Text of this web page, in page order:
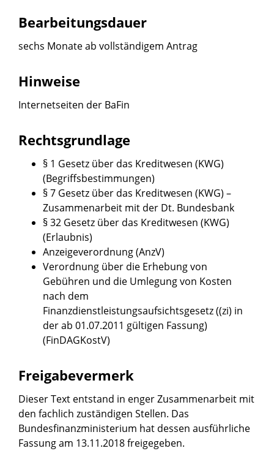
Bearbeitungsdauer
sechs Monate ab vollständigem Antrag
Hinweise
Internetseiten der BaFin
Rechtsgrundlage
§ 1 Gesetz über das Kreditwesen (KWG)
(Begriffsbestimmungen)
§ 7 Gesetz über das Kreditwesen (KWG) –
Zusammenarbeit mit der Dt. Bundesbank
§ 32 Gesetz über das Kreditwesen (KWG)
(Erlaubnis)
Anzeigeverordnung (AnzV)
Verordnung über die Erhebung von
Gebühren und die Umlegung von Kosten
nach dem
Finanzdienstleistungsaufsichtsgesetz ((zi) in
der ab 01.07.2011 gültigen Fassung)
(FinDAGKostV)
Freigabevermerk
Dieser Text entstand in enger Zusammenarbeit mit
den fachlich zuständigen Stellen. Das
Bundesfinanzministerium hat dessen ausführliche
Fassung am 13.11.2018 freigegeben.